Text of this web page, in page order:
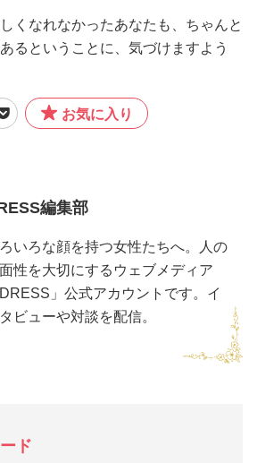
くなれなかったあなたも、ちゃんと
るということに、気づけますよう
お気に入り
編集部
いろな顔を持つ女性たちへ。人の
性を大切にするウェブメディア
DRESS」公式アカウントです。イ
ビューや対談を配信。
ド